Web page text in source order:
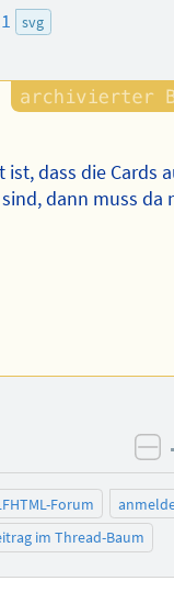
svg
dass die Cards
dann muss da
Forum
im Thread-Baum